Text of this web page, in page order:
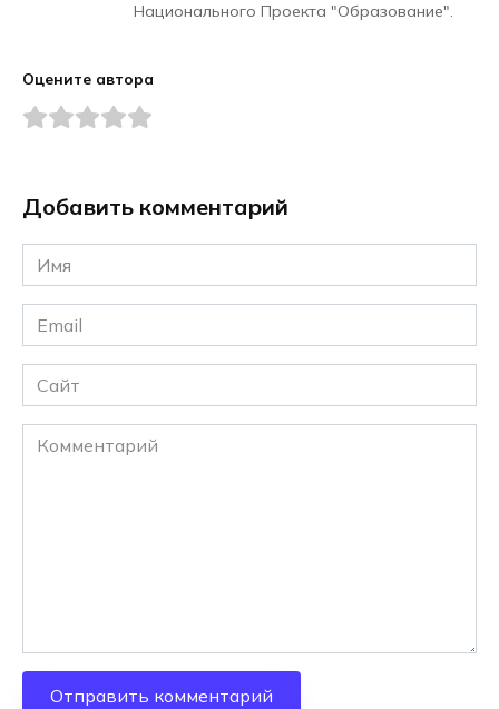
Национального Проекта "Образование".
Оцените автора
Добавить комментарий
Имя
*
Email
*
Сайт
Комментарий